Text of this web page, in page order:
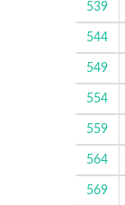
539
544
549
554
559
564
569